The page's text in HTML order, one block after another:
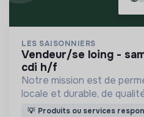
LES SAISONNIERS
vendeur/se loing - samedi+dimanche+lundi
cdi h/f
Notre mission est de
locale et durable, de
abordable.
💡 Produits ou services